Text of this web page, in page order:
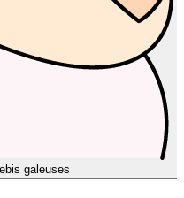
galeuses